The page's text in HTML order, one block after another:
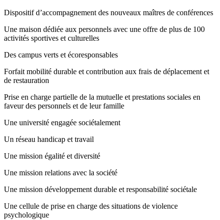
Dispositif d’accompagnement des nouveaux maîtres de conférences
Une maison dédiée aux personnels avec une offre de plus de 100
activités sportives et culturelles
Des campus verts et écoresponsables
Forfait mobilité durable et contribution aux frais de déplacement et
de restauration
Prise en charge partielle de la mutuelle et prestations sociales en
faveur des personnels et de leur famille
Une université engagée sociétalement
Un réseau handicap et travail
Une mission égalité et diversité
Une mission relations avec la société
Une mission développement durable et responsabilité sociétale
Une cellule de prise en charge des situations de violence
psychologique